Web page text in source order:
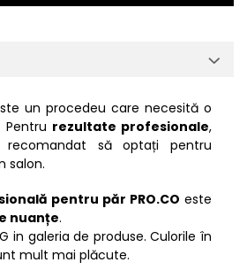
un procedeu care necesită o
Pentru rezultate profesionale,
să optați pentru
salon.
pentru păr PRO.CO este
nuanțe.
in galeria de produse. Culorile în
mult mai plăcute.